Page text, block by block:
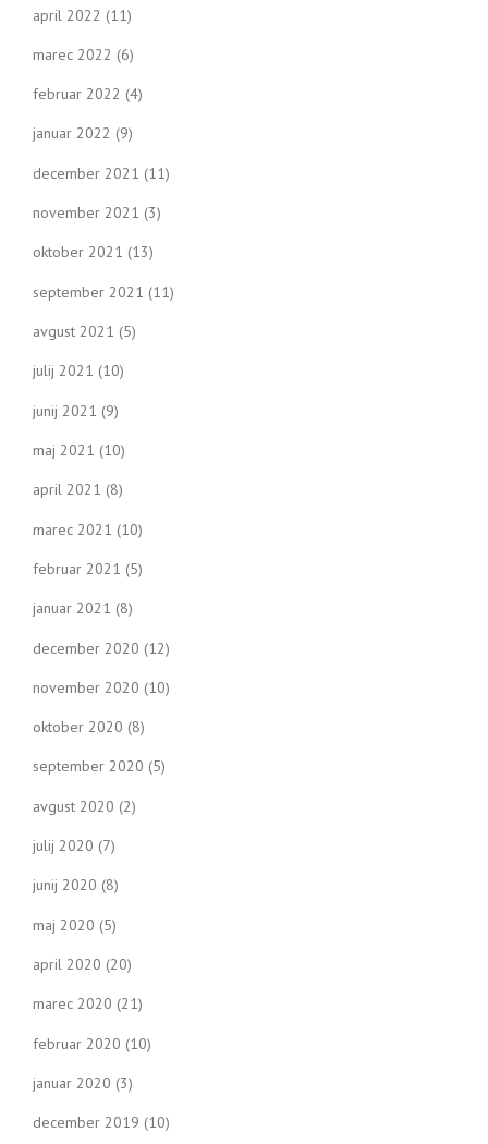
april 2022 (11)
marec 2022 (6)
februar 2022 (4)
januar 2022 (9)
december 2021 (11)
november 2021 (3)
oktober 2021 (13)
september 2021 (11)
avgust 2021 (5)
julij 2021 (10)
junij 2021 (9)
maj 2021 (10)
april 2021 (8)
marec 2021 (10)
februar 2021 (5)
januar 2021 (8)
december 2020 (12)
november 2020 (10)
oktober 2020 (8)
september 2020 (5)
avgust 2020 (2)
julij 2020 (7)
junij 2020 (8)
maj 2020 (5)
april 2020 (20)
marec 2020 (21)
februar 2020 (10)
januar 2020 (3)
december 2019 (10)